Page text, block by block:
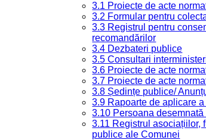
3.1 Proiecte de acte
3.2 Formular pentru
3.3 Registrul pentru
recomandărilor
3.4 Dezbateri publice
3.5 Consultari
3.6 Proiecte de acte
3.7 Proiecte de acte
3.8 Ședințe publice/
3.9 Rapoarte de aplicare
3.10 Persoana
3.11 Registrul asociațiilor,
publice ale Comunei